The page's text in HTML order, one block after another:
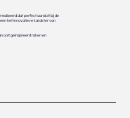
dat perfect aansluit bij de
het innovatieve karakter van
ooit geïnspireerd raken en